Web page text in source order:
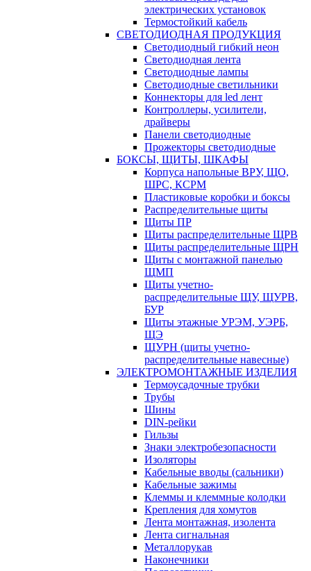
электрических установок
Термостойкий кабель
СВЕТОДИОДНАЯ ПРОДУКЦИЯ
Светодиодный гибкий неон
Светодиодная лента
Светодиодные лампы
Светодиодные светильники
Коннекторы для led лент
Контроллеры, усилители,
драйверы
Панели светодиодные
Прожекторы светодиодные
БОКСЫ, ЩИТЫ, ШКАФЫ
Корпуса напольные ВРУ, ЩО,
ШРС, КСРМ
Пластиковые коробки и боксы
Распределительные щиты
Щиты ПР
Щиты распределительные ЩРВ
Щиты распределительные ЩРН
Щиты с монтажной панелью
ЩМП
Щиты учетно-
распределительные ЩУ, ЩУРВ,
БУР
Щиты этажные УРЭМ, УЭРБ,
ЩЭ
ЩУРН (щиты учетно-
распределительные навесные)
ЭЛЕКТРОМОНТАЖНЫЕ ИЗДЕЛИЯ
Термоусадочные трубки
Трубы
Шины
DIN-рейки
Гильзы
Знаки электробезопасности
Изоляторы
Кабельные вводы (сальники)
Кабельные зажимы
Клеммы и клеммные колодки
Крепления для хомутов
Лента монтажная, изолента
Лента сигнальная
Металлорукав
Наконечники